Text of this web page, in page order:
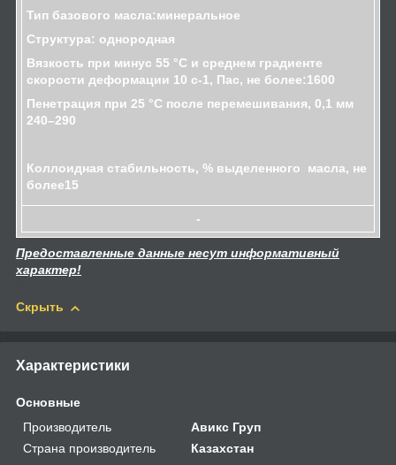
Тип базового масла:минеральное
Структура: однородная
Вязкость при минус 55 °С и среднем градиенте
скорости деформации 10 с-1, Пас, не более:1600
Пенетрация при 25 °C после перемешивания, 0,1 мм
240–290
Коллоидная стабильность, % выделенного масла, не
более15
-
Предоставленные данные несут информативный
характер!
Скрыть
Характеристики
Основные
Производитель
Авикс Груп
Страна производитель
Казахстан